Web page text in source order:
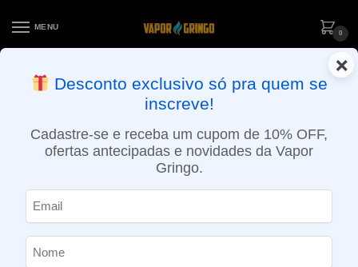
MENU
0
ENTREGA NO MESMO DIA EM SÃO PAULO (SEG A SEX): PEDIDOS
APROVADOS ATÉ 15:30 VIA MOTOBOY
×
Desconto exclusivo só pra quem se
inscreve!
Cadastre-se e receba um cupom de 10% OFF,
ofertas antecipadas e novidades da Vapor
Gringo.